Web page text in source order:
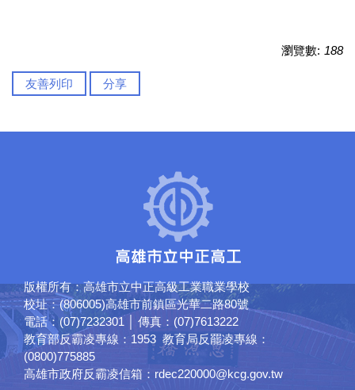
瀏覽數: 188
友善列印 分享
版權所有：高雄市立中正高級工業職業學校
校址：(806005)高雄市前鎮區光華二路80號
電話：(07)7232301 │ 傳真：(07)7613222
教育部反霸凌專線：1953 教育局反罷凌專線：
(0800)775885
高雄市政府反霸凌信箱：rdec220000@kcg.gov.tw